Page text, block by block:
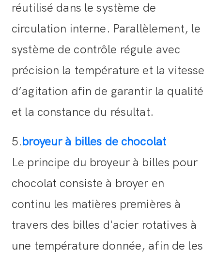
réutilisé dans le système de
circulation interne. Parallèlement, le
système de contrôle régule avec
précision la température et la vitesse
d’agitation afin de garantir la qualité
et la constance du résultat.
5. broyeur à billes de chocolat
Le principe du broyeur à billes pour
chocolat consiste à broyer en
continu les matières premières à
travers des billes d'acier rotatives à
une température donnée, afin de les